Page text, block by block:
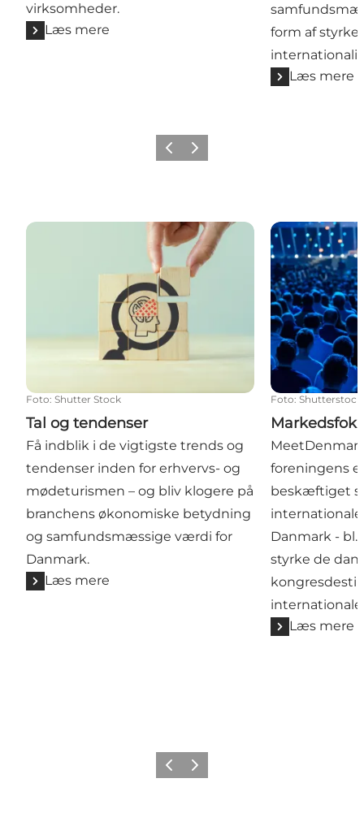
virksomheder.
Læs mere
form af
Læs mere
ForrigeNæste
Tal og tendenser
Foto: Shutter Stock
Tal og tendenser
Få indblik i de vigtigste trends og
tendenser inden for erhvervs- og
mødeturismen – og bliv klogere på
branchens økonomiske betydning
og samfundsmæssige værdi for
Danmark.
Læs mere
Foto: Shutterstock
foreningens
beskæftiget
Danmark -
styrke de
Læs mere
ForrigeNæste